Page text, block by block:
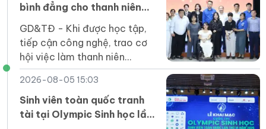
bình đẳng cho thanh niên
khuyết tật trong kỷ nguyên
số
GD&TĐ - Khi được học tập,
tiếp cận công nghệ, trao cơ
hội việc làm thanh niên
khuyết tật hoàn toàn có thể
trở thành nguồn lực phát triển
của quốc gia.
2026-08-05 15:03
Sinh viên toàn quốc tranh
tài tại Olympic Sinh học lần